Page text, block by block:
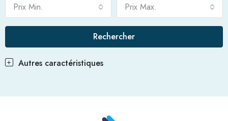
Prix Min. Prix Max.
Rechercher
Autres caractéristiques